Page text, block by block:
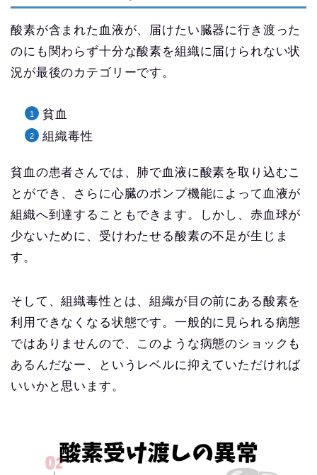
酸素が含まれた血液が、届けたい臓器に行き渡った
のにも関わらず十分な酸素を組織に届けられない状
況が最後のカテゴリーです。
貧血
組織毒性
貧血の患者さんでは、肺で血液に酸素を取り込むこ
とができ、さらに心臓のポンプ機能によって血液が
組織へ到達することもできます。しかし、赤血球が
少ないために、受けわたせる酸素の不足が生じま
す。
そして、組織毒性とは、組織が目の前にある酸素を
利用できなくなる状態です。一般的に見られる病態
ではありませんので、このような病態のショックも
あるんだなー、というレベルに抑えていただければ
いいかと思います。